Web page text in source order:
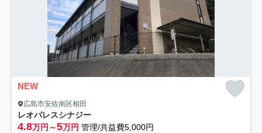
NEW
広島市安佐南区相田
レオパレスシナジー
4.8万円～5万円 管理/共益費5,000円